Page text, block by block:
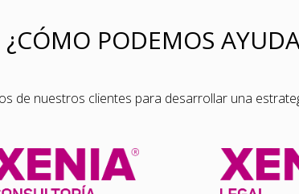
¿CÓMO PODEMOS
de nuestros clientes para desarrollar una